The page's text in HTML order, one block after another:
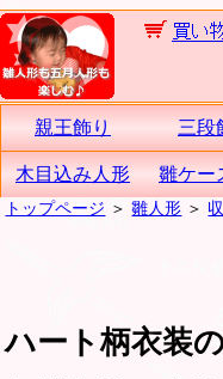
親王飾り 三段
木目込み人形 雛ケー
トップページ ＞雛人形 ＞
ハート柄衣装